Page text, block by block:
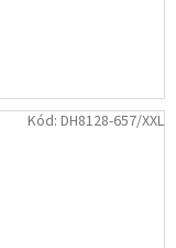
Kód: DH8128-657/XXL